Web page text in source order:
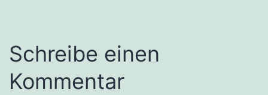
Schreibe einen
Kommentar